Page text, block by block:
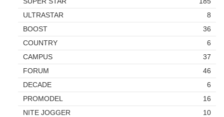
ULTRASTAR
8
BOOST
36
COUNTRY
6
CAMPUS
37
FORUM
46
DECADE
6
PROMODEL
16
NITE JOGGER
10